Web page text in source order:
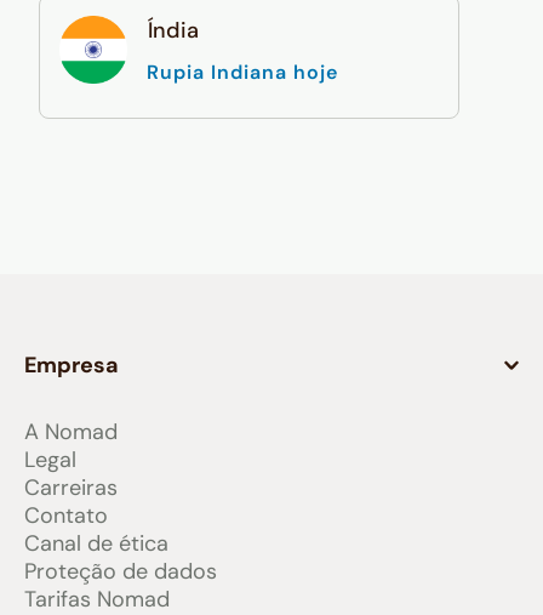
Índia
Rupia Indiana hoje
Empresa
A Nomad
Legal
Carreiras
Contato
Canal de ética
Proteção de dados
Tarifas Nomad